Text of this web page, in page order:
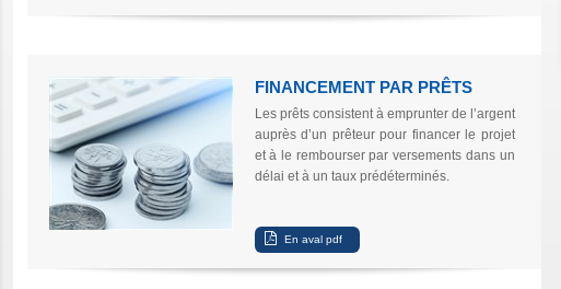
FINANCEMENT PAR PRÊTS
Les prêts consistent à emprunter de l’argent
auprès d’un prêteur pour financer le projet
et à le rembourser par versements dans un
délai et à un taux prédéterminés.